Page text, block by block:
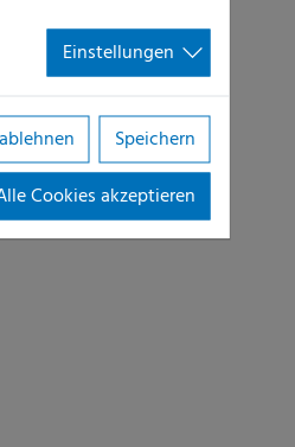
Einstellungen
Speichern
Cookies akzeptieren